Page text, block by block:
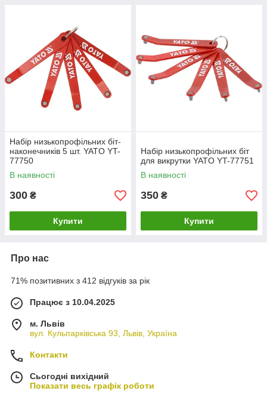
Набір низькопрофільних біт-
наконечників 5 шт. YATO YT-
77750
В наявності
300 ₴
Купити
Набір низькопрофільних біт
для викрутки YATO YT-77751
В наявності
350 ₴
Купити
Про нас
71% позитивних з 412 відгуків за рік
Працює з 10.04.2025
м. Львів
вул. Кульпарківська 93, Львів, Україна
Контакти
Сьогодні вихідний
Показати весь графік роботи